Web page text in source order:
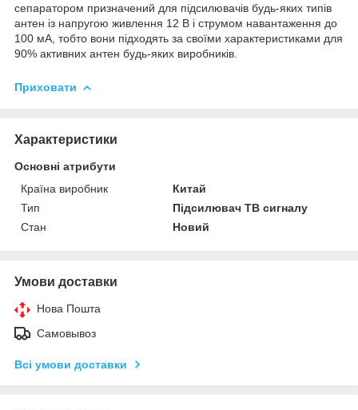
сепаратором призначений для підсилювачів будь-яких типів
антен із напругою живлення 12 В і струмом навантаження до
100 мА, тобто вони підходять за своїми характеристиками для
90% активних антен будь-яких виробників.
Приховати
Характеристики
Основні атрибути
Країна виробник
Китай
Тип
Підсилювач ТВ сигналу
Стан
Новий
Умови доставки
Нова Пошта
Самовывоз
Всі умови доставки